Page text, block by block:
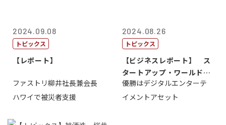
2024.09.08
トピックス
【レポート】
ファストリ柳井社長兼会長
ハワイで被災者支援
2024.08.26
トピックス
【ビジネスレポート】 ス
タートアップ・ワールドカ
ップ2024...
優勝はデジタルエンターテ
イメントアセット